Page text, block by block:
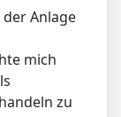
Anlage
mich
zu